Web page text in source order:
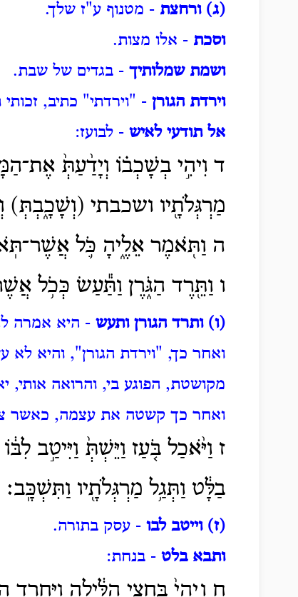
(ג) ורחצת - מטנוף ע"ז שלך.
וסכת - אלו מצות.
ושמת שמלותיך - בגדים של שבת.
וירדת הגורן - "וירדתי" כתיב,
אל תודעי לאיש - לבועז:
ד וִיהִ֣י בְשָׁכְב֗וֹ וְיָדַ֨עַתְּ֙
מַרְגְּלֹתָ֖יו ושכבתי (וְשָׁכָ֑בְתְּ)
ה וַתֹּ֖אמֶר אֵלֶ֑יהָ כֹּ֛ל
ו וַתֵּ֖רֶד הַגֹּ֑רֶן וַתַּ֕עַשׂ כְּכֹ֥ל
(ו) ותרד הגורן ותעש - היא אמרה
ואחר כך, "וירדת הגורן", והיא
מקושטת, הפוגע בי, והרואה אותי,
ואחר כך קשטה את עצמה, כאשר
ז וַיֹּ֨אכַל בֹּ֤עַז וַיֵּשְׁתְּ֙ וַיִּיטַ֣ב
בַלָּ֔ט וַתְּגַ֥ל מַרְגְּלֹתָ֖יו וַתִּשְׁכָּֽב׃
(ז) וייטב לבו - עסק בתורה.
ותבא בלט - בנחת:
ח וַֽיְהִי֙ בַּֽחֲצִ֣י הַלַּ֔יְלָה